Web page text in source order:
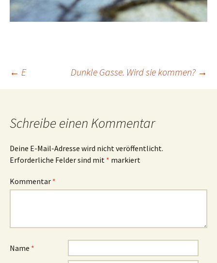
Beitrags-
← E Dunkle Gasse. Wird sie kommen? →
Schreibe einen Kommentar
Deine E-Mail-Adresse wird nicht veröffentlicht.
Erforderliche Felder sind mit * markiert
Kommentar *
Name *